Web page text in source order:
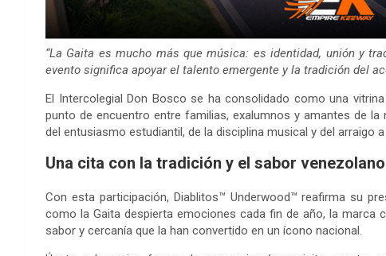
“La Gaita es mucho más que música: es identidad, unión y
evento significa apoyar el talento emergente y la tradición del
El Intercolegial Don Bosco se ha consolidado como una
punto de encuentro entre familias, exalumnos y amantes de
del entusiasmo estudiantil, de la disciplina musical y del arraigo
Una cita con la tradición y el sabor venezolano
Con esta participación, Diablitos™ Underwood™ reafirma su
como la Gaita despierta emociones cada fin de año, la
sabor y cercanía que la han convertido en un ícono nacional.